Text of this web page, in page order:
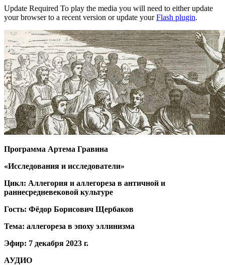
Update Required To play the media you will need to either update
your browser to a recent version or update yourFlash plugin.
Программа Артема Гравина
«Исследования и исследователи»
Цикл: Аллегория и аллегореза в античной и
раннесредневековой культуре
Гость: Фёдор Борисович Щербаков
Тема: аллегореза в эпоху эллинизма
Эфир: 7 декабря 2023 г.
АУДИО